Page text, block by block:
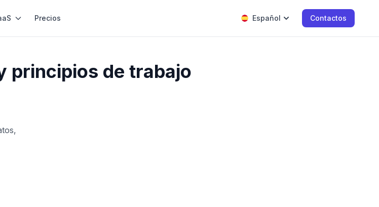
Precios Español Contactos
principios de trabajo